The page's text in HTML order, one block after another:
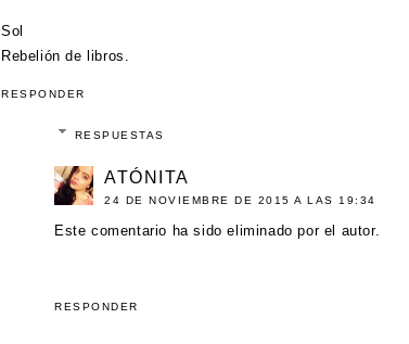
Sol
Rebelión de libros.
RESPONDER
RESPUESTAS
ATÓNITA
24 DE NOVIEMBRE DE 2015 A LAS 19:34
Este comentario ha sido eliminado por el autor.
RESPONDER